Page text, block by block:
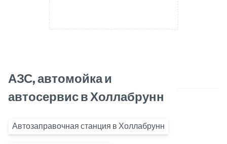
АЗС, автомойка и
автосервис в Холлабрунн
Автозаправочная станция в Холлабрунн